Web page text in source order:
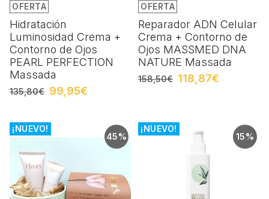
OFERTA
Hidratación
Luminosidad Crema +
Contorno de Ojos
PEARL PERFECTION
Massada
135,80€ 99,95€
OFERTA
Reparador ADN Celular
Crema + Contorno de
Ojos MASSMED DNA
NATURE Massada
158,50€ 118,87€
45%
¡NUEVO!
15%
¡NUEVO!